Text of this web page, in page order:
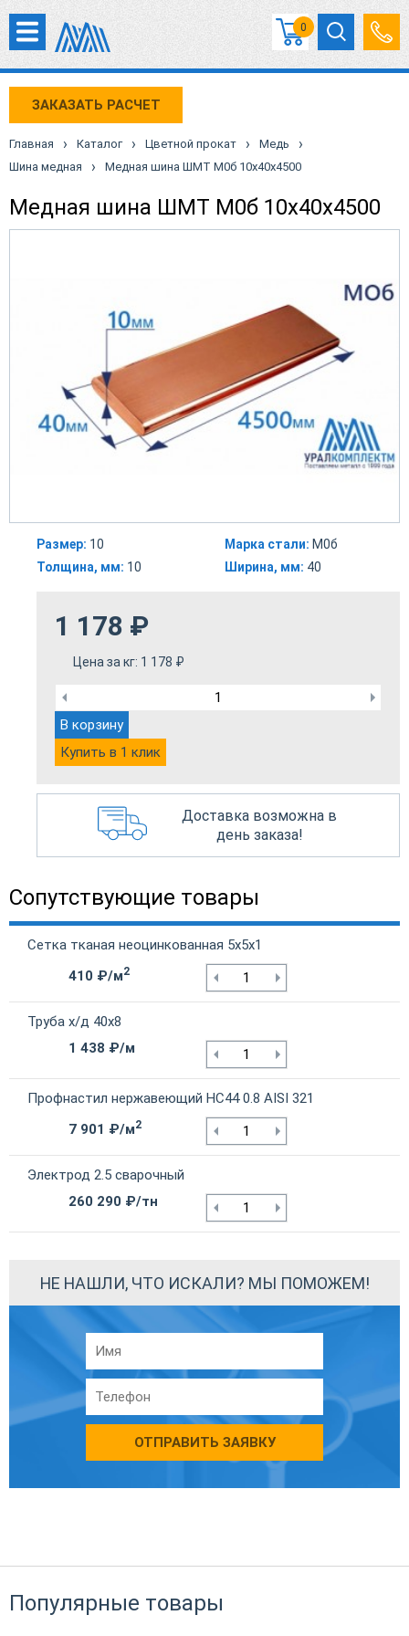
0
ЗАКАЗАТЬ РАСЧЕТ
Главная › Каталог › Цветной прокат › Медь ›
Шина медная › Медная шина ШМТ М0б 10х40х4500
Медная шина ШМТ М0б 10х40х4500
Размер: 10
Толщина, мм: 10
Марка стали: М0б
Ширина, мм: 40
1 178 ₽
Цена за кг: 1 178 ₽
В корзину
Купить в 1 клик
Доставка возможна в
день заказа!
Сопутствующие товары
Сетка тканая неоцинкованная 5х5х1
410 ₽/м2
Труба х/д 40х8
1 438 ₽/м
Профнастил нержавеющий НС44 0.8 AISI 321
7 901 ₽/м2
Электрод 2.5 сварочный
260 290 ₽/тн
НЕ НАШЛИ, ЧТО ИСКАЛИ? МЫ ПОМОЖЕМ!
ОТПРАВИТЬ ЗАЯВКУ
Популярные товары